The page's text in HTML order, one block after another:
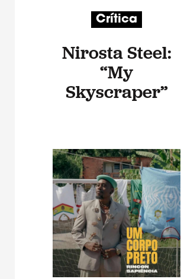
Crítica
Nirosta Steel:
“My
Skyscraper”